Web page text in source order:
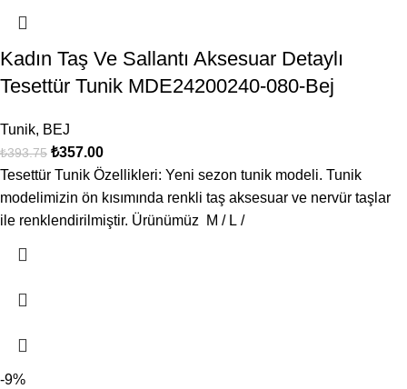
Kadın Taş Ve Sallantı Aksesuar Detaylı
Tesettür Tunik MDE24200240-080-Bej
Tunik, BEJ
₺393.75 ₺357.00
Tesettür Tunik Özellikleri: Yeni sezon tunik modeli. Tunik
modelimizin ön kısımında renkli taş aksesuar ve nervür taşlar
ile renklendirilmiştir. Ürünümüz M / L /
-9%